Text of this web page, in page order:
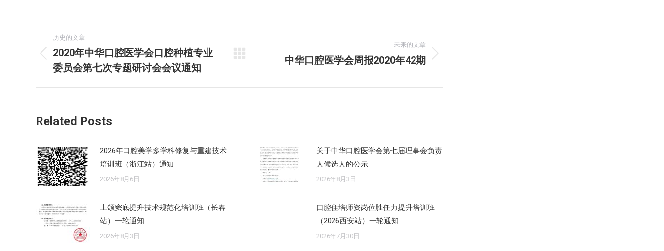
章
航
历史的文章
历
史
的
2020年中华口腔医学会口腔种植专业
委员会第七次专题研讨会会议通知
未来的文章
的
中华口腔医学会周报2020年42期
Related Posts
2026年口腔美学多学科修复与重建技术
培训班（浙江站）通知
2026年8月6日
关于中华口腔医学会第七届理事会负责
人候选人的公示
2026年8月3日
上颌窦底提升技术规范化培训班（长春
站）一轮通知
2026年8月3日
口腔住培师资岗位胜任力提升培训班
（2026西安站）一轮通知
2026年7月30日